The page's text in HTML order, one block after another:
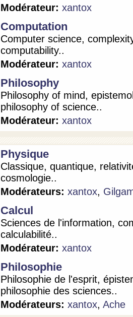
Modérateur: xantox
Computation
Computer science,
computability..
Modérateur: xantox
Philosophy
Philosophy of mind,
philosophy of science..
Modérateur: xantox
Physique
Classique, quantique,
cosmologie..
Modérateurs: xantox,
Calcul
Sciences de l'information,
calculabilité..
Modérateur: xantox
Philosophie
Philosophie de l'esprit,
philosophie des sciences..
Modérateurs: xantox, Ache